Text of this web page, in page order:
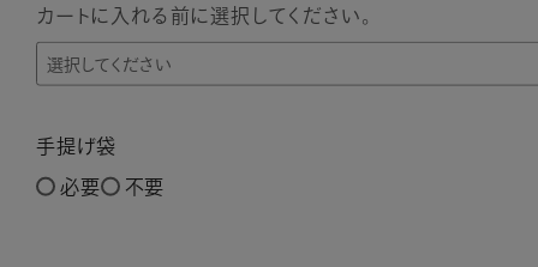
カートに入れる前に選択してください。
手提げ袋
必要 不要